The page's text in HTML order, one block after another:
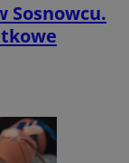
Sosnowcu.